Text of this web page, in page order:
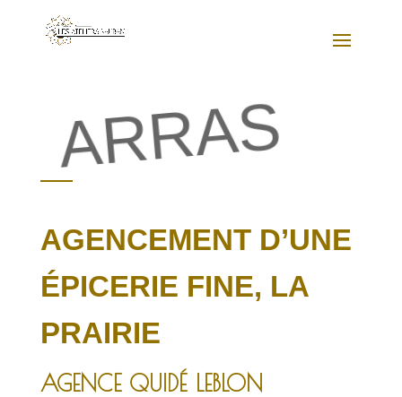
ARRAS
AGENCEMENT D’UNE
ÉPICERIE FINE, LA
PRAIRIE
AGENCE QUIDÉ LEBLON